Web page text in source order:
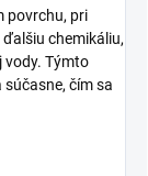
povrchu, pri
chemikáliu,
vody. Týmto
čím sa